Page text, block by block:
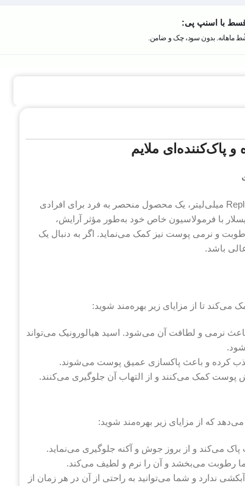
با اسنپ پی:
پاک‌کننده‌ای ملایم
میسلار واتر لورآل هیالورون اکسپرت Replumping Micellar Water – Multi – 200 میلی‌لیتر، یک محصول منحصر به فرد برای افرادی
با فرمولاسیون خاص خود به‌طور مؤثر آرایش،
و نرمی پوست نیز کمک می‌نماید. اگر به دنبال یک
باشد.
می‌کند تا از مزایای زیر بهره‌مند شوید:
نرمی و لطافت آن می‌شود. اسید هیالورونیک می‌تواند
جذب کرده و باعث پاکسازی عمیق پوست می‌شوند.
پوست کمک می‌کنند و از التهاب آن جلوگیری می‌کنند.
که از مزایای زیر بهره‌مند شوید:
می‌کند و از بروز جوش و آکنه جلوگیری می‌نماید.
رطوبت می‌بخشد و آن را نرم و لطیف می‌کند.
ندارد و شما می‌توانید به راحتی از آن در هر زمان از